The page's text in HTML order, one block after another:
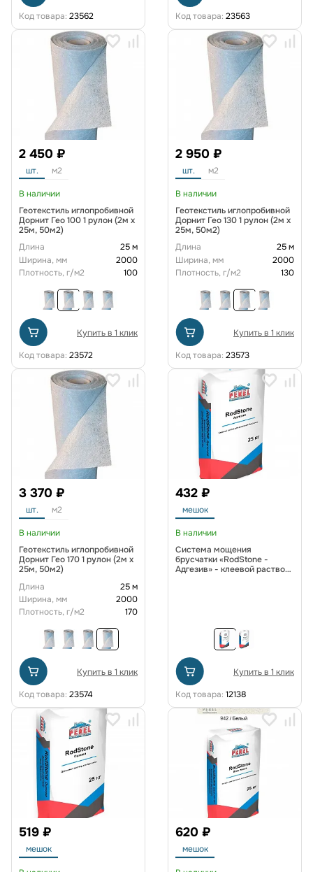
Код товара: 23562
Код товара: 23563
2 450 ₽
шт. м2
В наличии
Геотекстиль иглопробивной
Дорнит Гео 100 1 рулон (2м x
25м, 50м2)
Длина
25 м
Ширина, мм
2000
Плотность, г/м2
100
Купить в 1 клик
Код товара: 23572
2 950 ₽
шт. м2
В наличии
Геотекстиль иглопробивной
Дорнит Гео 130 1 рулон (2м x
25м, 50м2)
Длина
25 м
Ширина, мм
2000
Плотность, г/м2
130
Купить в 1 клик
Код товара: 23573
3 370 ₽
шт. м2
В наличии
Геотекстиль иглопробивной
Дорнит Гео 170 1 рулон (2м x
25м, 50м2)
Длина
25 м
Ширина, мм
2000
Плотность, г/м2
170
Купить в 1 клик
Код товара: 23574
432 ₽
мешок
В наличии
Система мощения
брусчатки «RodStone -
Адгезив» - клеевой раствор
Купить в 1 клик
Код товара: 12138
519 ₽
мешок
620 ₽
мешок